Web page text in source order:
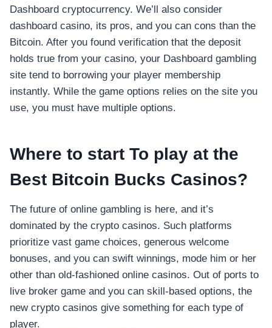
Dashboard cryptocurrency. We’ll also consider
dashboard casino, its pros, and you can cons than the
Bitcoin. After you found verification that the deposit
holds true from your casino, your Dashboard gambling
site tend to borrowing your player membership
instantly. While the game options relies on the site you
use, you must have multiple options.
Where to start To play at the
Best Bitcoin Bucks Casinos?
The future of online gambling is here, and it’s
dominated by the crypto casinos. Such platforms
prioritize vast game choices, generous welcome
bonuses, and you can swift winnings, mode him or her
other than old-fashioned online casinos. Out of ports to
live broker game and you can skill-based options, the
new crypto casinos give something for each type of
player.